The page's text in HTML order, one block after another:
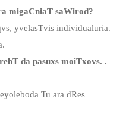
migaCniaT saWirod?
yvelasTvis individualuria.
da pasuxs moiTxovs. .
Tu ara dRes